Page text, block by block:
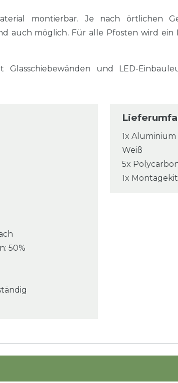
montierbar. Je nach örtlichen
auch möglich. Für alle Pfosten wird
und LED-
50%
1x
Weiß
5x
1x Montagekit